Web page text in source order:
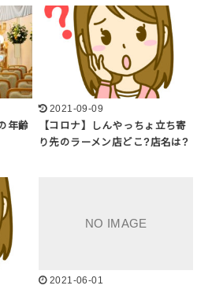
年齢
2021-09-09
【コロナ】しんやっちょ立ち寄
り先のラーメン店どこ?店名は?
2021-06-01